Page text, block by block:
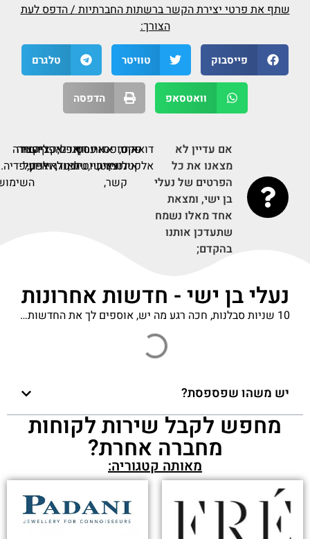
שתף את פרטי יצירת הקשר ברשתות החברתיות / הדפס לעת
הצורך:
פייסבוק טוויטר טלגרם
וואטסאפ הדפסה
אם עדיין לא
מצאנו את כל
הפרטים של נעלי
בן ישי, ומצאת
אחד מאלו נשמח
שתעדכן אותנו
בהקדם;
דואר
אלקטרוני,
פקס,
אתר
אינטרנט,
טופס
ליצירת
קשר,
אזור
אישי,
אינסטגרם,
ערוץ
יוטיוב,
דף
טוויטר,
אפליקציה
לאנדרואיד,
אפליקציה
לאייפון,
קישור
לויקיפדיה.
תודה
על
השימוש.
נעלי בן ישי - חדשות אחרונות
10 שניות סבלנות, חכה רגע מה יש, אוספים לך את החדשות…
יש משהו שפספסת?
מחפש לקבל שירות לקוחות
מחברה אחרת?
מאותה קטגוריה: